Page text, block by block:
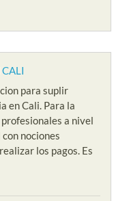
para suplir
en Cali. Para la
a nivel
nociones
los pagos. Es